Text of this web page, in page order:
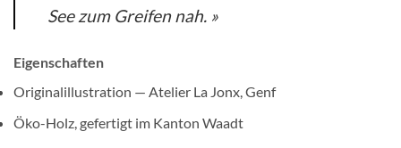
See zum Greifen nah. »
Eigenschaften
Originalillustration — Atelier La Jonx, Genf
Öko-Holz, gefertigt im Kanton Waadt